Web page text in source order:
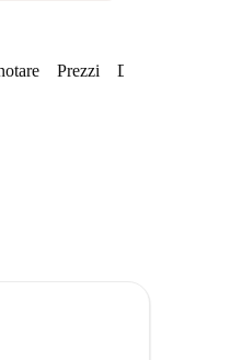
Prezzi Disponibilità